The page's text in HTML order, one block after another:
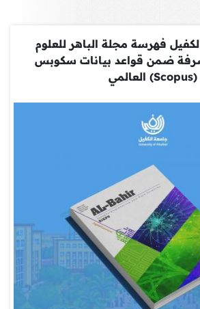
فهرسة مجلة الباهر للعلوم
ضمن قواعد بيانات سكوبس
(Scopus) العالمي